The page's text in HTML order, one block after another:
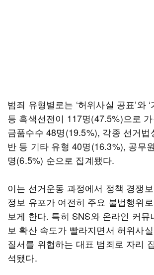
범죄 유형별로는 ‘허위사실 공표’와
등 흑색선전이 117명(47.5%)으로
금품수수 48명(19.5%), 각종 선거법
반 등 기타 유형 40명(16.3%), 공무
명(6.5%) 순으로 집계됐다.
이는 선거운동 과정에서 정책 경쟁
정보 유포가 여전히 주요 불법행위
보게 한다. 특히 SNS와 온라인 커뮤
보 확산 속도가 빨라지면서 허위사
질서를 위협하는 대표 범죄로 자리
석됐다.